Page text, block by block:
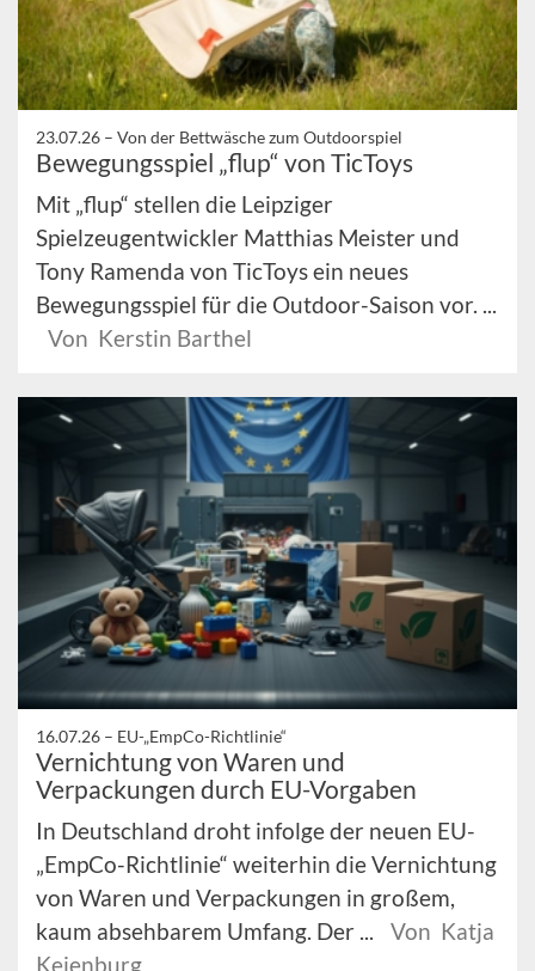
23.07.26 – Von der Bettwäsche zum Outdoorspiel
Bewegungsspiel „flup“ von TicToys
Mit „flup“ stellen die Leipziger
Spielzeugentwickler Matthias Meister und
Tony Ramenda von TicToys ein neues
Bewegungsspiel für die Outdoor-Saison vor. ...
Von Kerstin Barthel
16.07.26 – EU-„EmpCo-Richtlinie“
Vernichtung von Waren und
Verpackungen durch EU-Vorgaben
In Deutschland droht infolge der neuen EU-
„EmpCo-Richtlinie“ weiterhin die Vernichtung
von Waren und Verpackungen in großem,
kaum absehbarem Umfang. Der ...
Von Katja
Keienburg